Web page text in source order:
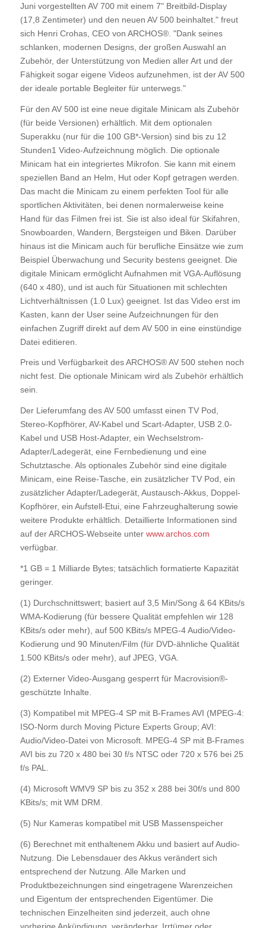
Juni vorgestellten AV 700 mit einem 7" Breitbild-Display
(17,8 Zentimeter) und den neuen AV 500 beinhaltet." freut
sich Henri Crohas, CEO von ARCHOS®. "Dank seines
schlanken, modernen Designs, der großen Auswahl an
Zubehör, der Unterstützung von Medien aller Art und der
Fähigkeit sogar eigene Videos aufzunehmen, ist der AV 500
der ideale portable Begleiter für unterwegs."
Für den AV 500 ist eine neue digitale Minicam als Zubehör
(für beide Versionen) erhältlich. Mit dem optionalen
Superakku (nur für die 100 GB*-Version) sind bis zu 12
Stunden1 Video-Aufzeichnung möglich. Die optionale
Minicam hat ein integriertes Mikrofon. Sie kann mit einem
speziellen Band an Helm, Hut oder Kopf getragen werden.
Das macht die Minicam zu einem perfekten Tool für alle
sportlichen Aktivitäten, bei denen normalerweise keine
Hand für das Filmen frei ist. Sie ist also ideal für Skifahren,
Snowboarden, Wandern, Bergsteigen und Biken. Darüber
hinaus ist die Minicam auch für berufliche Einsätze wie zum
Beispiel Überwachung und Security bestens geeignet. Die
digitale Minicam ermöglicht Aufnahmen mit VGA-Auflösung
(640 x 480), und ist auch für Situationen mit schlechten
Lichtverhältnissen (1.0 Lux) geeignet. Ist das Video erst im
Kasten, kann der User seine Aufzeichnungen für den
einfachen Zugriff direkt auf dem AV 500 in eine einstündige
Datei editieren.
Preis und Verfügbarkeit des ARCHOS® AV 500 stehen noch
nicht fest. Die optionale Minicam wird als Zubehör erhältlich
sein.
Der Lieferumfang des AV 500 umfasst einen TV Pod,
Stereo-Kopfhörer, AV-Kabel und Scart-Adapter, USB 2.0-
Kabel und USB Host-Adapter, ein Wechselstrom-
Adapter/Ladegerät, eine Fernbedienung und eine
Schutztasche. Als optionales Zubehör sind eine digitale
Minicam, eine Reise-Tasche, ein zusätzlicher TV Pod, ein
zusätzlicher Adapter/Ladegerät, Austausch-Akkus, Doppel-
Kopfhörer, ein Aufstell-Etui, eine Fahrzeughalterung sowie
weitere Produkte erhältlich. Detaillierte Informationen sind
auf der ARCHOS-Webseite unter www.archos.com
verfügbar.
*1 GB = 1 Milliarde Bytes; tatsächlich formatierte Kapazität
geringer.
(1) Durchschnittswert; basiert auf 3,5 Min/Song & 64 KBits/s
WMA-Kodierung (für bessere Qualität empfehlen wir 128
KBits/s oder mehr), auf 500 KBits/s MPEG-4 Audio/Video-
Kodierung und 90 Minuten/Film (für DVD-ähnliche Qualität
1.500 KBits/s oder mehr), auf JPEG, VGA.
(2) Externer Video-Ausgang gesperrt für Macrovision®-
geschützte Inhalte.
(3) Kompatibel mit MPEG-4 SP mit B-Frames AVI (MPEG-4:
ISO-Norm durch Moving Picture Experts Group; AVI:
Audio/Video-Datei von Microsoft. MPEG-4 SP mit B-Frames
AVI bis zu 720 x 480 bei 30 f/s NTSC oder 720 x 576 bei 25
f/s PAL.
(4) Microsoft WMV9 SP bis zu 352 x 288 bei 30f/s und 800
KBits/s; mit WM DRM.
(5) Nur Kameras kompatibel mit USB Massenspeicher
(6) Berechnet mit enthaltenem Akku und basiert auf Audio-
Nutzung. Die Lebensdauer des Akkus verändert sich
entsprechend der Nutzung. Alle Marken und
Produktbezeichnungen sind eingetragene Warenzeichen
und Eigentum der entsprechenden Eigentümer. Die
technischen Einzelheiten sind jederzeit, auch ohne
vorherige Ankündigung, veränderbar. Irrtümer oder